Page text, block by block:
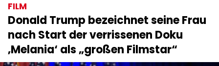
FILM
Donald Trump bezeichnet seine Frau
nach Start der verrissenen Doku
‚Melania‘ als „großen Filmstar“